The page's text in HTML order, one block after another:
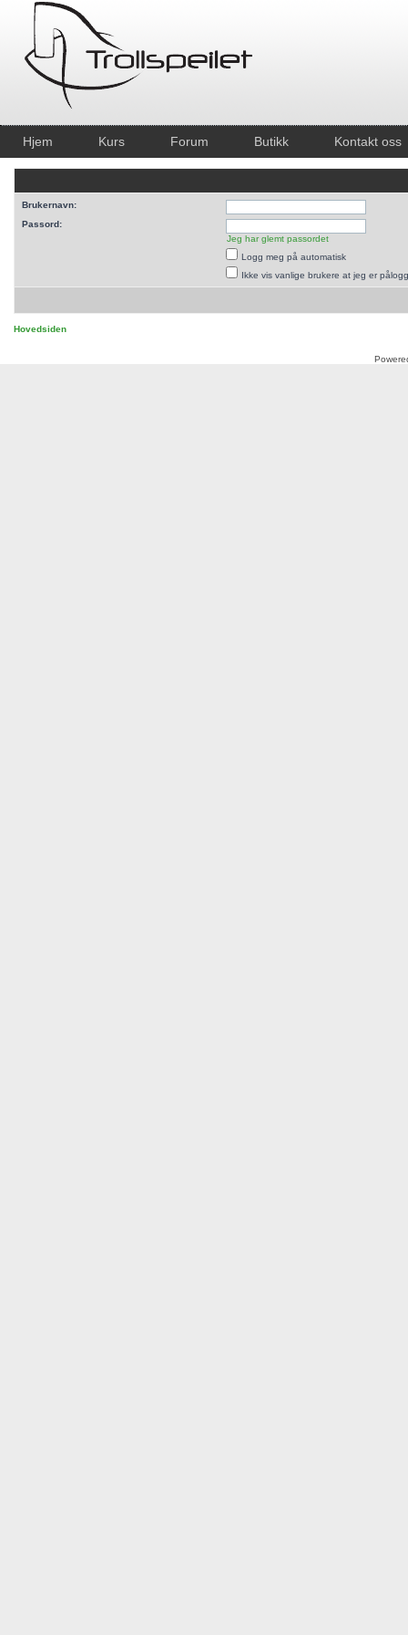
Hjem Kurs Forum Butikk Kontakt oss
Brukernavn:
Passord:
Jeg har glemt passordet
Logg meg på automatisk
Ikke vis vanlige brukere at jeg er
Hovedsiden